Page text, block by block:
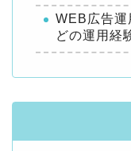
WEB広告
どの運用経